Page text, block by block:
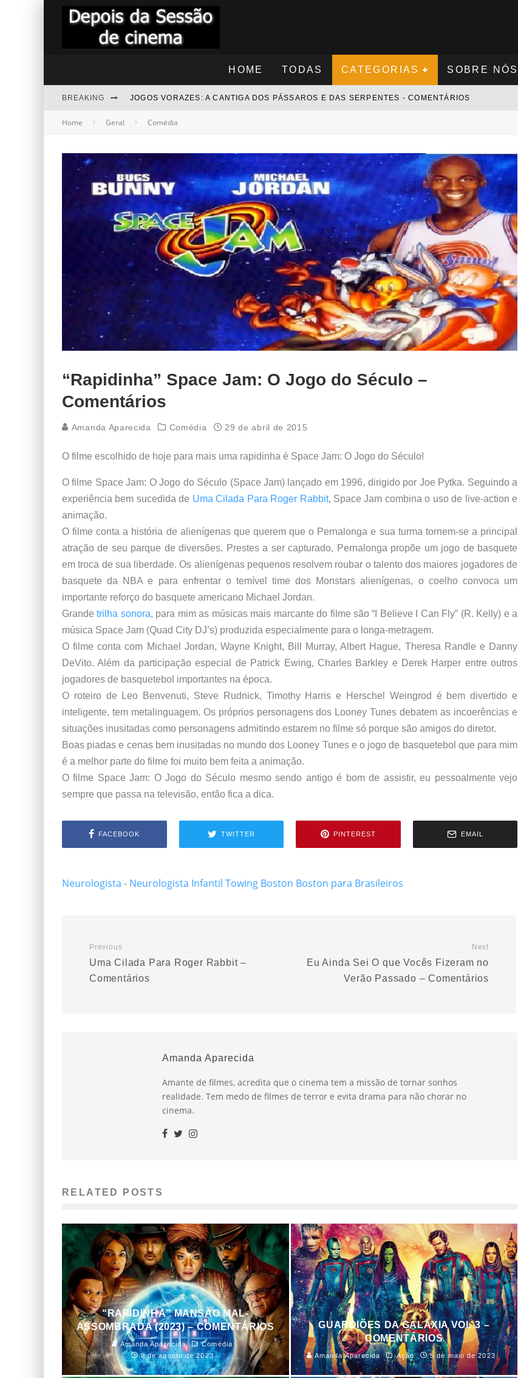
HOME TODAS CATEGORIAS SOBRE NÓS
BREAKING JOGOS VORAZES: A CANTIGA DOS PÁSSAROS E DAS SERPENTES - COMENTÁRIOS
"RAPIDINHA" TROLLS 3 - JUNTOS NOVAMENTE - COMENTÁRIOS
BEZOURO AZUL - COMENTÁRIOS
“RAPIDINHA” MEGATUBARÃO 2 – COMENTÁRIOS
Home Geral Comédia
“Rapidinha” Space Jam: O Jogo do Século –
Comentários
Amanda Aparecida Comédia 29 de abril de 2015
O filme escolhido de hoje para mais uma rapidinha é Space Jam: O Jogo do Século!
O filme Space Jam: O Jogo do Século (Space Jam) lançado em 1996, dirigido por Joe Pytka. Seguindo a
experiência bem sucedida de Uma Cilada Para Roger Rabbit, Space Jam combina o uso de live-action e
animação.
O filme conta a história de alienígenas que querem que o Pernalonga e sua turma tornem-se a principal
atração de seu parque de diversões. Prestes a ser capturado, Pernalonga propõe um jogo de basquete
em troca de sua liberdade. Os alienígenas pequenos resolvem roubar o talento dos maiores jogadores de
basquete da NBA e para enfrentar o temível time dos Monstars alienígenas, o coelho convoca um
importante reforço do basquete americano Michael Jordan.
Grandetrilha sonora, para mim as músicas mais marcante do filme são “I Believe I Can Fly” (R. Kelly) e a
música Space Jam (Quad City DJ’s) produzida especialmente para o longa-metragem.
O filme conta com Michael Jordan, Wayne Knight, Bill Murray, Albert Hague, Theresa Randle e Danny
DeVito. Além da participação especial de Patrick Ewing, Charles Barkley e Derek Harper entre outros
jogadores de basquetebol importantes na época.
O roteiro de Leo Benvenuti, Steve Rudnick, Timothy Harris e Herschel Weingrod é bem divertido e
inteligente, tem metalinguagem. Os próprios personagens dos Looney Tunes debatem as incoerências e
situações inusitadas como personagens admitindo estarem no filme só porque são amigos do diretor.
Boas piadas e cenas bem inusitadas no mundo dos Looney Tunes e o jogo de basquetebol que para mim
é a melhor parte do filme foi muito bem feita a animação.
O filme Space Jam: O Jogo do Século mesmo sendo antigo é bom de assistir, eu pessoalmente vejo
sempre que passa na televisão, então fica a dica.
FACEBOOK TWITTER PINTEREST EMAIL
Neurologista - Neurologista Infantil Towing Boston Boston para Brasileiros
Previous
Uma Cilada Para Roger Rabbit –
Comentários
Next
Eu Ainda Sei O que Vocês Fizeram no
Verão Passado – Comentários
Amanda Aparecida
Amante de filmes, acredita que o cinema tem a missão de tornar sonhos
realidade. Tem medo de filmes de terror e evita drama para não chorar no
cinema.
RELATED POSTS
“RAPIDINHA” MANSÃO MAL-
ASSOMBRADA (2023) – COMENTÁRIOS
Amanda Aparecida
Comédia
8 de agosto de 2023
GUARDIÕES DA GALÁXIA VOL.3 –
COMENTÁRIOS
Amanda Aparecida Ação 5 de maio de 2023